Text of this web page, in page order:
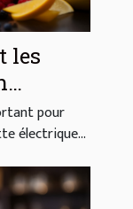
les
pour
électrique...